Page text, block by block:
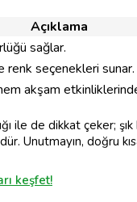
Açıklama
sağlar.
renk seçenekleri sunar.
akşam
ile de dikkat çeker;
Unutmayın, doğru
keşfet!